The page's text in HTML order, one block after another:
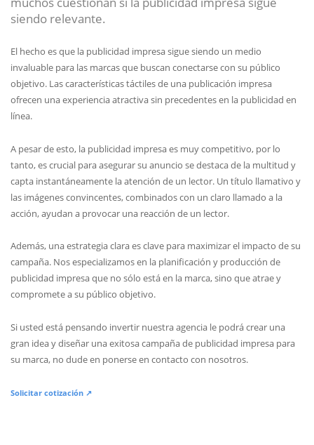
siendo relevante.
El hecho es que la publicidad impresa sigue siendo un medio
invaluable para las marcas que buscan conectarse con su público
objetivo. Las características táctiles de una publicación impresa
ofrecen una experiencia atractiva sin precedentes en la publicidad en
línea.
A pesar de esto, la publicidad impresa es muy competitivo, por lo
tanto, es crucial para asegurar su anuncio se destaca de la multitud y
capta instantáneamente la atención de un lector. Un título llamativo y
las imágenes convincentes, combinados con un claro llamado a la
acción, ayudan a provocar una reacción de un lector.
Además, una estrategia clara es clave para maximizar el impacto de su
campaña. Nos especializamos en la planificación y producción de
publicidad impresa que no sólo está en la marca, sino que atrae y
compromete a su público objetivo.
Si usted está pensando invertir nuestra agencia le podrá crear una
gran idea y diseñar una exitosa campaña de publicidad impresa para
su marca, no dude en ponerse en contacto con nosotros.
Solicitar cotización ↗